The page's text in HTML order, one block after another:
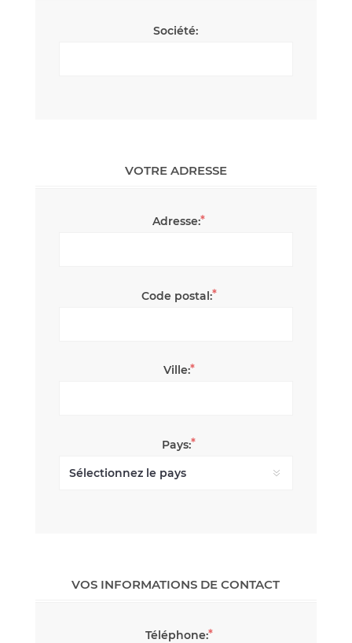
Société:
VOTRE ADRESSE
Adresse:*
Code postal:*
Ville:*
Pays:*
VOS INFORMATIONS DE CONTACT
Téléphone:*